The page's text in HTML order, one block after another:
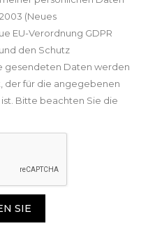
(Neues
EU-Verordnung GDPR
den Schutz
gesendeten Daten werden
der für die angegebenen
Bitte beachten Sie die
SIE